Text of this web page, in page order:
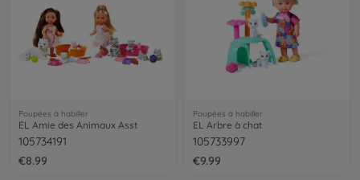
Poupées à habiller
EL Amie des Animaux Asst
105734191
€8.99
Poupées à habiller
EL Arbre à chat
105733997
€9.99